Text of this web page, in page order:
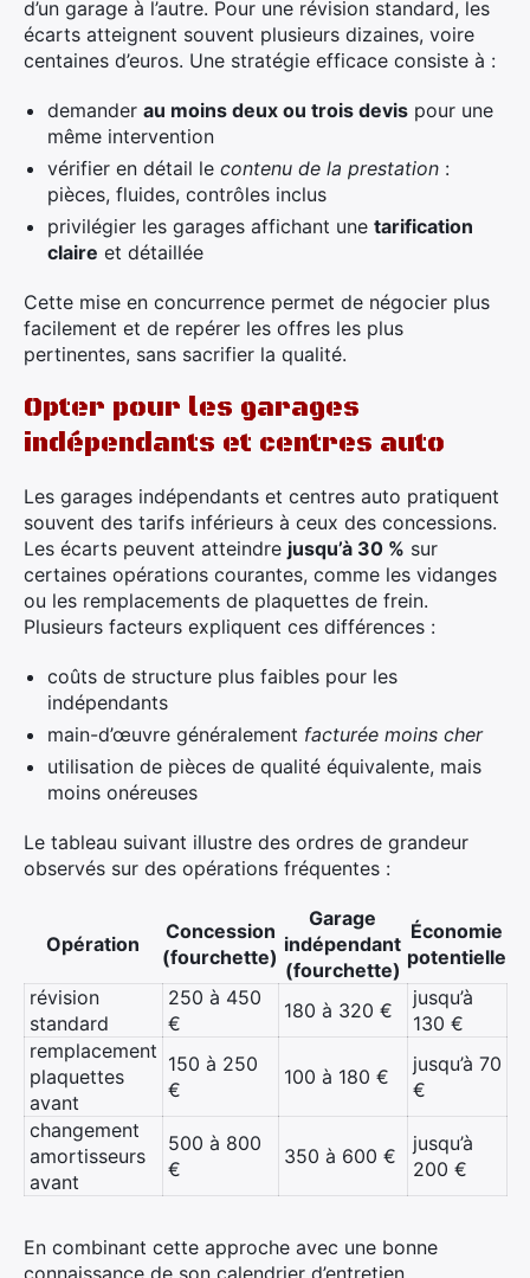
d’un garage à l’autre. Pour une révision standard, les
écarts atteignent souvent plusieurs dizaines, voire
centaines d’euros. Une stratégie efficace consiste à :
demander au moins deux ou trois devis pour une
même intervention
vérifier en détail le contenu de la prestation :
pièces, fluides, contrôles inclus
privilégier les garages affichant une tarification
claire et détaillée
Cette mise en concurrence permet de négocier plus
facilement et de repérer les offres les plus
pertinentes, sans sacrifier la qualité.
Opter pour les garages
indépendants et centres auto
Les garages indépendants et centres auto pratiquent
souvent des tarifs inférieurs à ceux des concessions.
Les écarts peuvent atteindre jusqu’à 30 % sur
certaines opérations courantes, comme les vidanges
ou les remplacements de plaquettes de frein.
Plusieurs facteurs expliquent ces différences :
coûts de structure plus faibles pour les
indépendants
main-d’œuvre généralement facturée moins cher
utilisation de pièces de qualité équivalente, mais
moins onéreuses
Le tableau suivant illustre des ordres de grandeur
observés sur des opérations fréquentes :
Opération
Concession
(fourchette)
Garage
indépendant
(fourchette)
Économie
potentielle
révision
standard
250 à 450
€
180 à 320 €
jusqu’à
130 €
remplacement
plaquettes
avant
150 à 250
€
100 à 180 €
jusqu’à 70
€
changement
amortisseurs
avant
500 à 800
€
350 à 600 €
jusqu’à
200 €
En combinant cette approche avec une bonne
connaissance de son calendrier d’entretien,